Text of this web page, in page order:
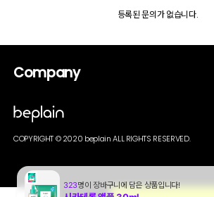
등록된 문의가 없습니다.
Company
COPYRIGHT © 2020 beplain ALL RIGHTS RESERVED.